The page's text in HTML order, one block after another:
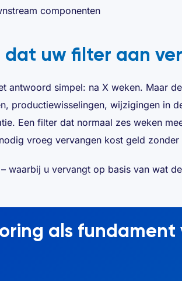
componenten
uw filter aan
antwoord simpel: na X weken. Maar
productiewisselingen, wijzigingen in
Een filter dat normaal zes weken
vroeg vervangen kost geld
– waarbij u vervangt op basis van wat
als